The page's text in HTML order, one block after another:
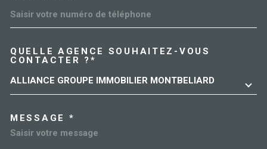
QUELLE AGENCE SOUHAITEZ-VOUS
CONTACTER ?*
ALLIANCE GROUPE IMMOBILIER MONTBELIARD
MESSAGE *